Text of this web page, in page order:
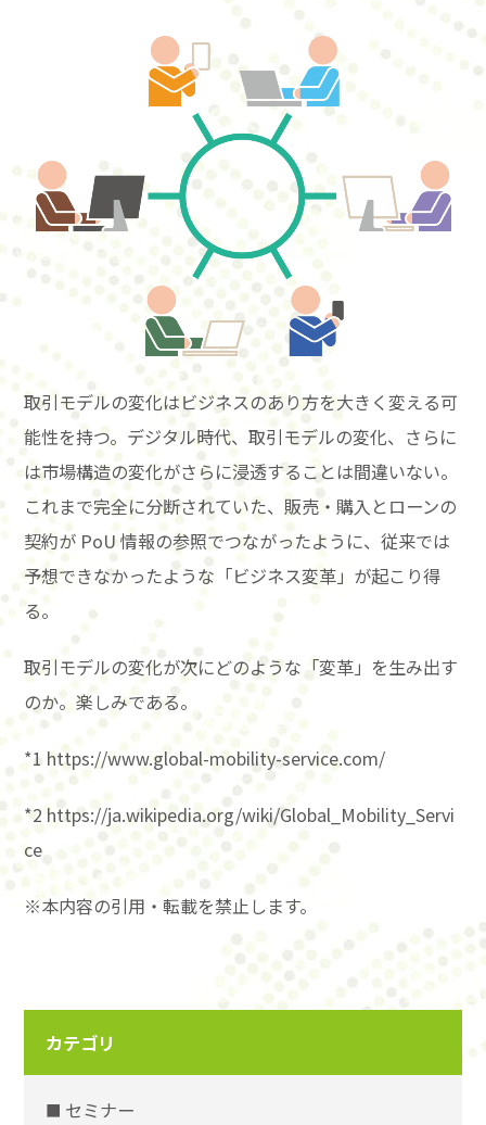
取引モデルの変化はビジネスのあり方を大きく変える可
能性を持つ。デジタル時代、取引モデルの変化、さらに
は市場構造の変化がさらに浸透することは間違いない。
これまで完全に分断されていた、販売・購入とローンの
契約が PoU 情報の参照でつながったように、従来では
予想できなかったような「ビジネス変革」が起こり得
る。
取引モデルの変化が次にどのような「変革」を生み出す
のか。楽しみである。
*1 https://www.global-mobility-service.com/
*2 https://ja.wikipedia.org/wiki/Global_Mobility_Servi
ce
※本内容の引用・転載を禁止します。
カテゴリ
セミナー